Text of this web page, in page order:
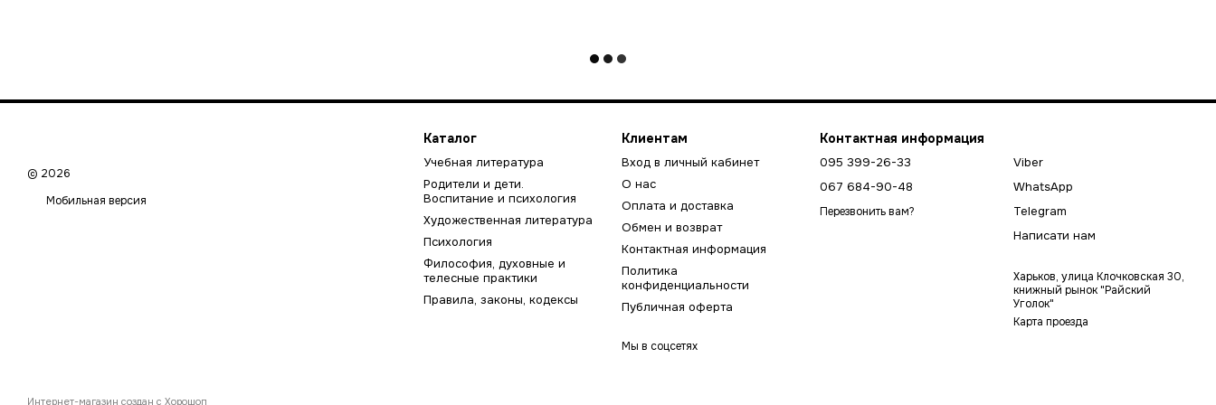
© 2026
Мобильная версия
Интернет-магазин создан с Хорошоп
Каталог
Учебная литература
Родители и дети.
Воспитание и психология
Художественная литература
Психология
Философия, духовные и
телесные практики
Правила, законы, кодексы
Клиентам
Вход в личный кабинет
О нас
Оплата и доставка
Обмен и возврат
Контактная информация
Политика
конфиденциальности
Публичная оферта
Мы в соцсетях
Контактная информация
095 399-26-33
067 684-90-48
Перезвонить вам?
Viber
WhatsApp
Telegram
Написати нам
Харьков, улица Клочковская 30,
книжный рынок "Райский
Уголок"
Карта проезда